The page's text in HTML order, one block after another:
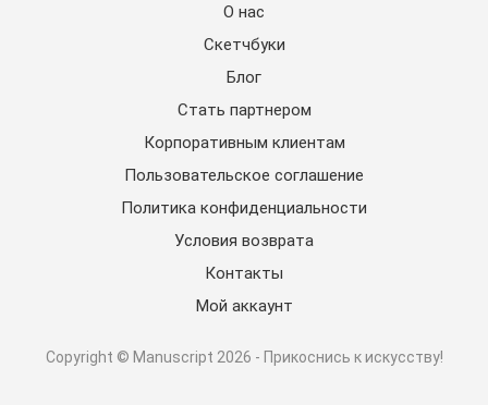
О нас
Скетчбуки
Блог
Стать партнером
Корпоративным клиентам
Пользовательское соглашение
Политика конфиденциальности
Условия возврата
Контакты
Мой аккаунт
Copyright © Manuscript 2026 - Прикоснись к искусству!